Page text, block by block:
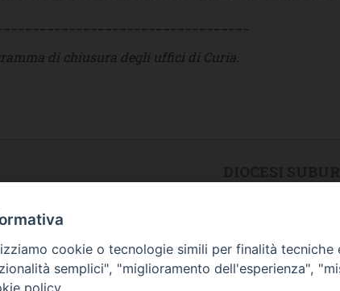
di chiusura degli uffici di Curia.
Orari: dal Lunedì
cookie o tecnologie simili per finalità
semplici", "miglioramento dell'esperienza",